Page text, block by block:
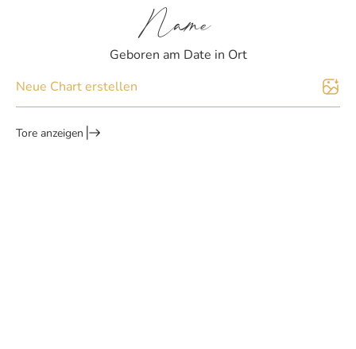
Name
Geboren am Date in Ort
Neue Chart erstellen
Tore anzeigen